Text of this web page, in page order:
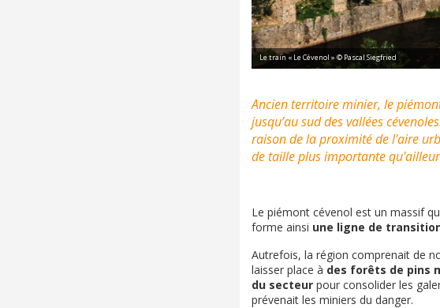
Le train « Le Cévenol » © Pascal Siegfried
Ancien territoire minier, le
jusqu’au sud des vallées
raison de la proximité de l'aire
de taille plus importante
Le piémont cévenol est un massif
forme ainsi une ligne de
Autrefois, la région comprenait de
laisser place à des forêts de pins
du secteur pour consolider les
prévenait les miniers du danger.